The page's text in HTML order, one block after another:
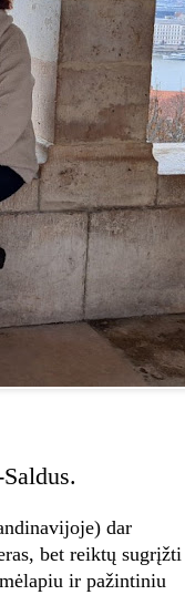
dar
bet reiktų sugrįžti
ir pažintiniu